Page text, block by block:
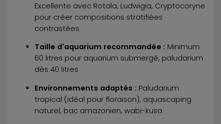
Excellente avec Rotala, Ludwigia, Cryptocoryne
pour créer compositions stratifiées
contrastées
Taille d'aquarium recommandée : Minimum
60 litres pour aquarium submergé, paludarium
dès 40 litres
Environnements adaptés : Paludarium
tropical (idéal pour floraison), aquascaping
naturel, bac amazonien, wabi-kusa